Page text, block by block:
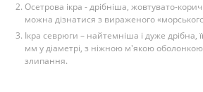
Осетрова ікра - дрібніша, жовтувато-
можна дізнатися з вираженого
Ікра севрюги – найтемніша і дуже дрібна,
мм у діаметрі, з ніжною м'якою
злипання.